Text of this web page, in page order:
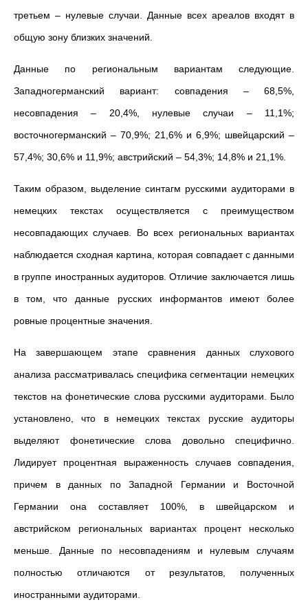
третьем – нулевые случаи. Данные всех ареалов входят в
общую зону близких значений.
Данные по региональным вариантам следующие.
Западногерманский вариант: совпадения – 68,5%,
несовпадения – 20,4%, нулевые случаи – 11,1%;
восточногерманский – 70,9%; 21,6% и 6,9%; швейцарский –
57,4%; 30,6% и 11,9%; австрийский – 54,3%; 14,8% и 21,1%.
Таким образом, выделение синтагм русскими аудиторами в
немецких текстах осуществляется с преимуществом
несовпадающих случаев. Во всех региональных вариантах
наблюдается сходная картина, которая совпадает с данными
в группе иностранных аудиторов. Отличие заключается лишь
в том, что данные русских информантов имеют более
ровные процентные значения.
На завершающем этапе сравнения данных слухового
анализа рассматривалась специфика сегментации немецких
текстов на фонетические слова русскими аудиторами. Было
установлено, что в немецких текстах русские аудиторы
выделяют фонетические слова довольно специфично.
Лидирует процентная выраженность случаев совпадения,
причем в данных по Западной Германии и Восточной
Германии она составляет 100%, в швейцарском и
австрийском региональных вариантах процент несколько
меньше. Данные по несовпадениям и нулевым случаям
полностью отличаются от результатов, полученных
иностранными аудиторами.